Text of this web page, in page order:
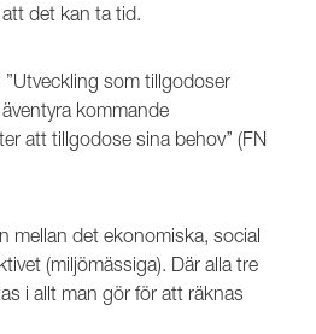
det kan ta tid.
”Utveckling som tillgodoser
kommande
att tillgodose sina behov’’ (FN
mellan det ekonomiska, social
(miljömässiga). Där alla tre
i allt man gör för att räknas